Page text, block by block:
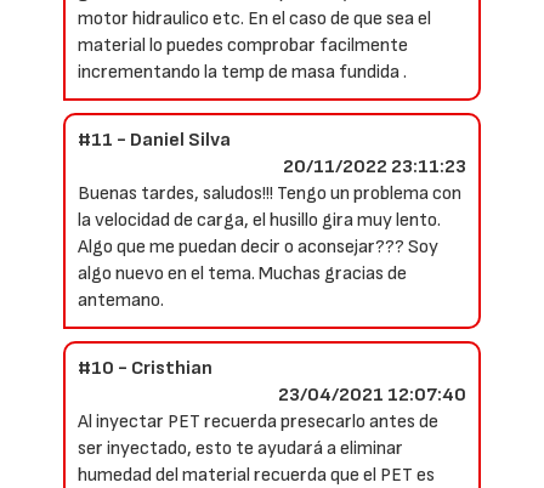
motor hidraulico etc. En el caso de que sea el
material lo puedes comprobar facilmente
incrementando la temp de masa fundida .
#11 - Daniel Silva
20/11/2022 23:11:23
Buenas tardes, saludos!!! Tengo un problema con
la velocidad de carga, el husillo gira muy lento.
Algo que me puedan decir o aconsejar??? Soy
algo nuevo en el tema. Muchas gracias de
antemano.
#10 - Cristhian
23/04/2021 12:07:40
Al inyectar PET recuerda presecarlo antes de
ser inyectado, esto te ayudará a eliminar
humedad del material recuerda que el PET es